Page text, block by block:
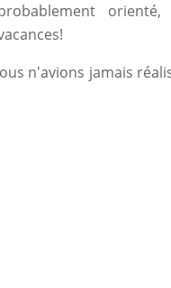
n'avions jamais